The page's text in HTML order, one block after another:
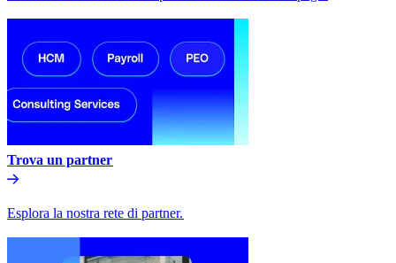
Trova un partner​​
Esplora la nostra rete di partner.​​